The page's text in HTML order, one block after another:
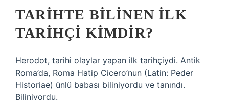
TARIHTE BILINEN ILK
TARIHÇI KIMDIR?
Herodot, tarihi olaylar yapan ilk tarihçiydi. Antik
Roma’da, Roma Hatip Cicero’nun (Latin: Peder
Historiae) ünlü babası biliniyordu ve tanındı.
Biliniyordu.